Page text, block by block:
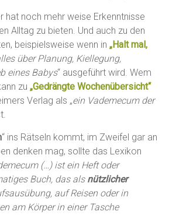
hat noch mehr weise Erkenntnisse
Alltag zu bieten. Und auch zu den
beispielsweise wenn in„Halt mal,
über Planung, Kiellegung,
eines Babys“ ausgeführt wird. Wem
zu„Gedrängte Wochenübersicht“
Verlag als „ein Vademecum der
“ ins Rätseln kommt, im Zweifel gar an
denken mag, sollte das Lexikon
(…) ist ein Heft oder
Buch, das als nützlicher
auf Reisen oder in
am Körper in einer Tasche